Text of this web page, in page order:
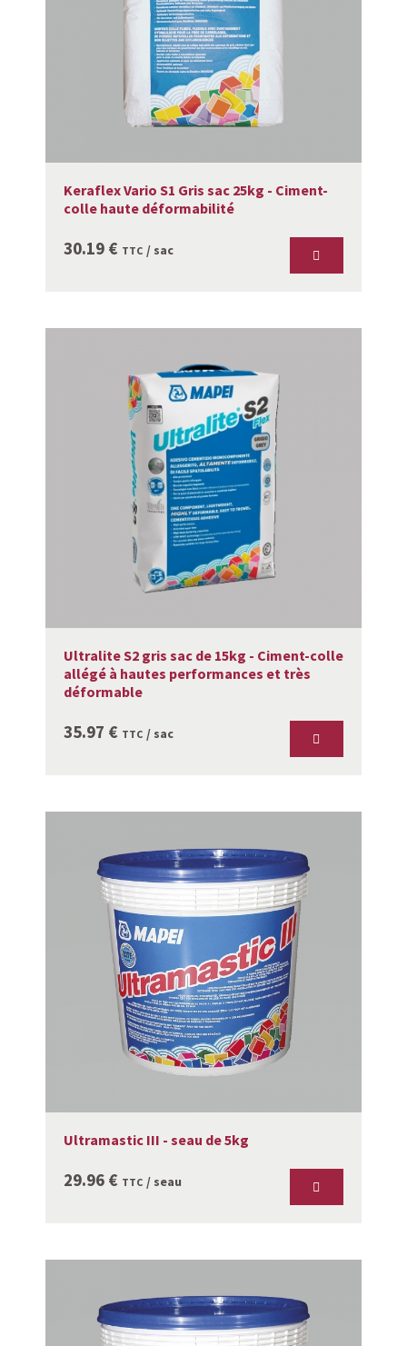
Keraflex Vario S1 Gris sac 25kg - Ciment-
colle haute déformabilité
30.19 € TTC / sac
Ultralite S2 gris sac de 15kg - Ciment-colle
allégé à hautes performances et très
déformable
35.97 € TTC / sac
Ultramastic III - seau de 5kg
29.96 € TTC / seau